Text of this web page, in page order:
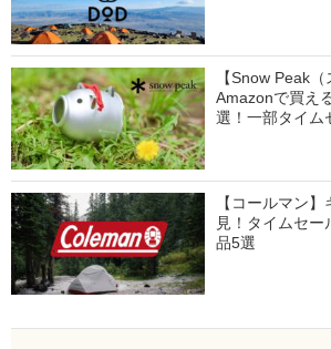
【Snow Peak（
Amazonで買え
選！一部タイ
【コールマン
見！タイムセ
品5選